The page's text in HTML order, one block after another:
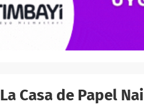
La Casa de Papel